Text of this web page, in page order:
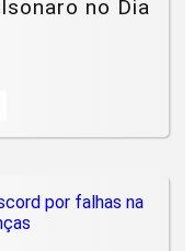
no Dia